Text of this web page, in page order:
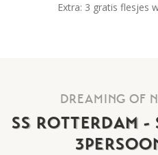
Extra: 3 gratis flesjes
DREAMING OF
SS ROTTERDAM -